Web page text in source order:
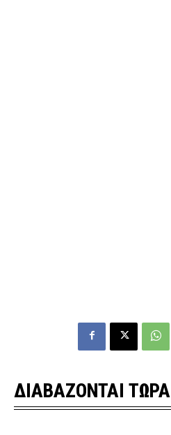
ΔΙΑΒΑΖΟΝΤΑΙ ΤΩΡΑ